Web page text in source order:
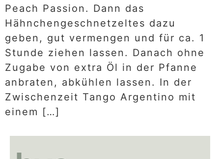
Peach Passion. Dann das
Hähnchengeschnetzeltes dazu
geben, gut vermengen und für ca. 1
Stunde ziehen lassen. Danach ohne
Zugabe von extra Öl in der Pfanne
anbraten, abkühlen lassen. In der
Zwischenzeit Tango Argentino mit
einem […]